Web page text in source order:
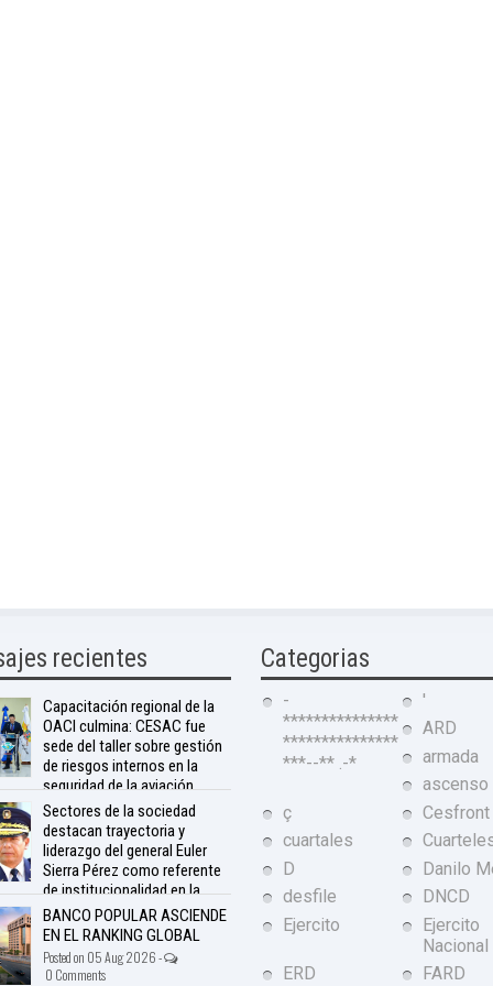
recientes
Capacitación regional de la
OACI culmina: CESAC fue
sede del taller sobre gestión
de riesgos internos en la
seguridad de la aviación
Aug 2026 - 0 Comments
Sectores de la sociedad
destacan trayectoria y
liderazgo del general Euler
Sierra Pérez como referente
de institucionalidad en la
Aug 2026 - 0 Comments
BANCO POPULAR ASCIENDE
EN EL RANKING GLOBAL
Posted on 05 Aug 2026 -
0 Comments
Categorias
-
***************
***************
***--** .-*
'
ARD
armada
ascenso
ç
Cesfront
cuartales
D
Danilo
desfile
DNCD
Ejercito
Ejercito
Nacional
ERD
FARD